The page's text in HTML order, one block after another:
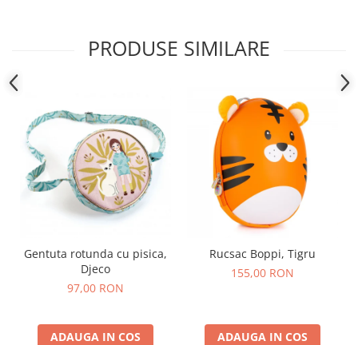
PRODUSE SIMILARE
Gentuta rotunda cu pisica,
Djeco
97,00 RON
ADAUGA IN COS
Rucsac Boppi, Tigru
155,00 RON
ADAUGA IN COS